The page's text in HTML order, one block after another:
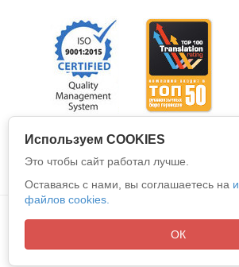
Политика
Все права защищены © 2026
Используем COOKIES
Это чтобы сайт работал лучше.
Оставаясь с нами, вы соглашаетесь на
файлов cookies.
ОК